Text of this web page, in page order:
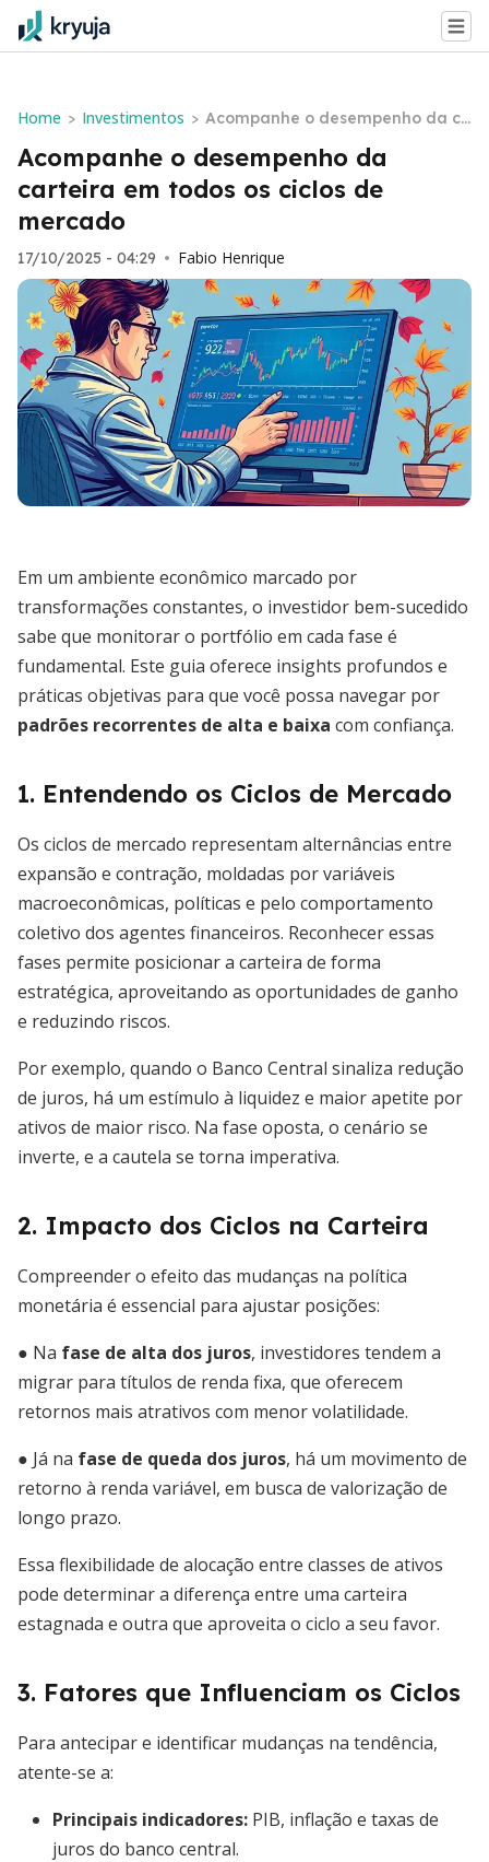
Home > Investimentos > Acompanhe o desempenho da ca
rteira em todos os ciclos de merc
ado
Acompanhe o desempenho da
carteira em todos os ciclos de
mercado
17/10/2025 - 04:29 • Fabio Henrique
Em um ambiente econômico marcado por
transformações constantes, o investidor bem-sucedido
sabe que monitorar o portfólio em cada fase é
fundamental. Este guia oferece insights profundos e
práticas objetivas para que você possa navegar por
padrões recorrentes de alta e baixa com confiança.
1. Entendendo os Ciclos de Mercado
Os ciclos de mercado representam alternâncias entre
expansão e contração, moldadas por variáveis
macroeconômicas, políticas e pelo comportamento
coletivo dos agentes financeiros. Reconhecer essas
fases permite posicionar a carteira de forma
estratégica, aproveitando as oportunidades de ganho
e reduzindo riscos.
Por exemplo, quando o Banco Central sinaliza redução
de juros, há um estímulo à liquidez e maior apetite por
ativos de maior risco. Na fase oposta, o cenário se
inverte, e a cautela se torna imperativa.
2. Impacto dos Ciclos na Carteira
Compreender o efeito das mudanças na política
monetária é essencial para ajustar posições:
● Na fase de alta dos juros, investidores tendem a
migrar para títulos de renda fixa, que oferecem
retornos mais atrativos com menor volatilidade.
● Já na fase de queda dos juros, há um movimento de
retorno à renda variável, em busca de valorização de
longo prazo.
Essa flexibilidade de alocação entre classes de ativos
pode determinar a diferença entre uma carteira
estagnada e outra que aproveita o ciclo a seu favor.
3. Fatores que Influenciam os Ciclos
Para antecipar e identificar mudanças na tendência,
atente-se a:
Principais indicadores: PIB, inflação e taxas de
juros do banco central.